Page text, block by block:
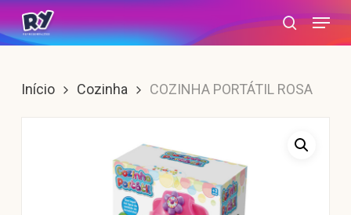
Skip
to
content
search
Menu
Início Cozinha COZINHA PORTÁTIL ROSA